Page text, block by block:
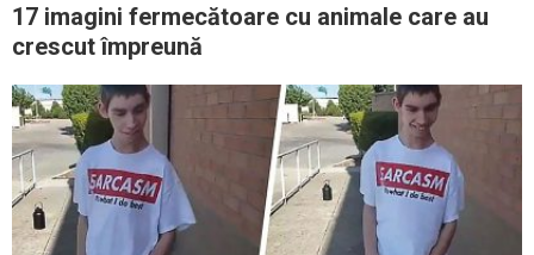
17 imagini fermecătoare cu animale care au
crescut împreună